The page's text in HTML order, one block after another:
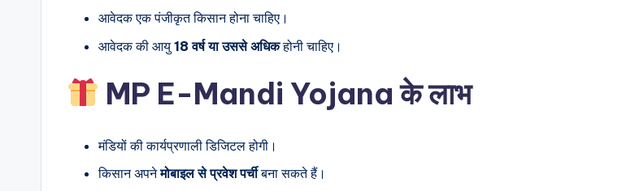
आवेदक एक पंजीकृत किसान होना चाहिए।
आवेदक की आयु 18 वर्ष या उससे अधिकहोनी चाहिए।
MP E-Mandi Yojana के लाभ
मंडियों की कार्यप्रणाली डिजिटल होगी।
किसान अपनेमोबाइल से प्रवेश पर्चीबना सकते हैं।